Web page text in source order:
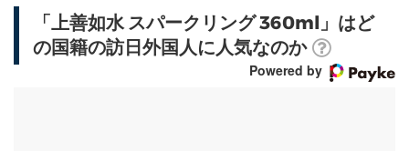
「上善如水 スパークリング 360ml」はど
の国籍の訪日外国人に人気なのか
Powered by